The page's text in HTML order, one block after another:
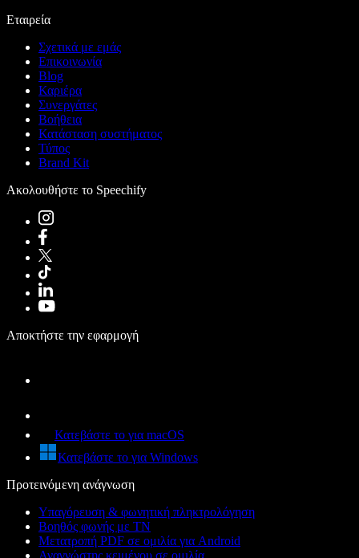
Εταιρεία
Σχετικά με εμάς
Επικοινωνία
Blog
Καριέρα
Συνεργάτες
Βοήθεια
Κατάσταση συστήματος
Τύπος
Brand Kit
Ακολουθήστε το Speechify
Αποκτήστε την εφαρμογή
Κατεβάστε το για macOS
Κατεβάστε το για Windows
Προτεινόμενη ανάγνωση
Υπαγόρευση & φωνητική πληκτρολόγηση
Βοηθός φωνής με ΤΝ
Μετατροπή PDF σε ομιλία για Android
Αναγνώστης κειμένου σε ομιλία